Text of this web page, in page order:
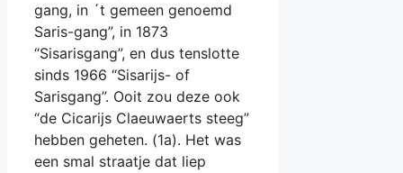
gang, in ´t gemeen genoemd
Saris-gang”, in 1873
“Sisarisgang”, en dus tenslotte
sinds 1966 “Sisarijs- of
Sarisgang”. Ooit zou deze ook
“de Cicarijs Claeuwaerts steeg”
hebben geheten. (1a). Het was
een smal straatje dat liep